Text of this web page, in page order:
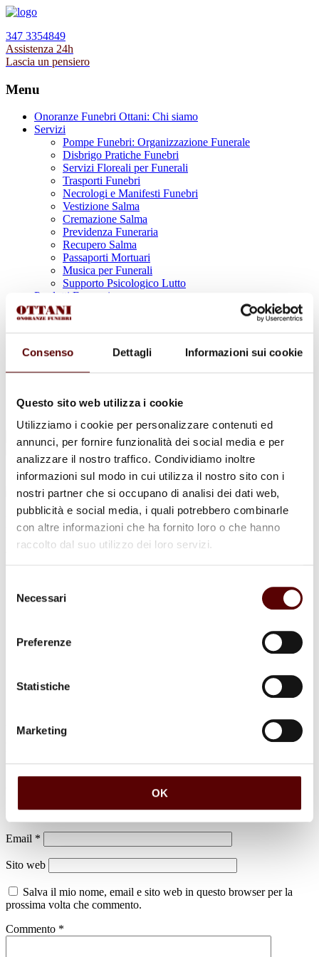
Consenso Dettagli Informazioni sui cookie
Questo sito web utilizza i cookie
Utilizziamo i cookie per personalizzare contenuti ed
annunci, per fornire funzionalità dei social media e per
analizzare il nostro traffico. Condividiamo inoltre
informazioni sul modo in cui utilizza il nostro sito con i
nostri partner che si occupano di analisi dei dati web,
pubblicità e social media, i quali potrebbero combinarle
con altre informazioni che ha fornito loro o che hanno
raccolto dal suo utilizzo dei loro servizi.
delNecessari
Preferenze
Statistiche
Marketing
OK
347 3354849
Assistenza 24h
Lascia un pensiero
Menu
Onoranze Funebri Ottani: Chi siamo
Servizi
Pompe Funebri: Organizzazione Funerale
Disbrigo Pratiche Funebri
Servizi Floreali per Funerali
Trasporti Funebri
Necrologi e Manifesti Funebri
Vestizione Salma
Cremazione Salma
Previdenza Funeraria
Recupero Salma
Passaporti Mortuari
Musica per Funerali
Supporto Psicologico Lutto
Prodotti Funerari
Lapidi, Lastre tombali e Monumenti Funerari
Urne Cinerarie
Allestimento Funebre
Cofani Funebri
In caso di decesso
Necrologi
Sedi Onoranze Funebri Ottani
per:
Marisa Mazzanti
Il tuo indirizzo email non sarà pubblicato. I campi obbligatori sono
Nome*
Email *
Sito web
Salva il mio nome, email e sito web in questo browser per la
prossima volta che commento.
Commento *